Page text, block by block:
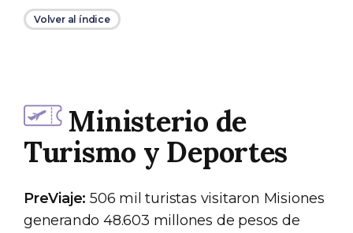
Volver al índice
Ministerio de
Turismo y Deportes
PreViaje: 506 mil turistas visitaron Misiones
generando 48.603 millones de pesos de